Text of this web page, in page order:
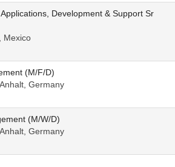
Development & Support Sr
Mexico
(M/F/D)
Germany
(M/W/D)
Germany